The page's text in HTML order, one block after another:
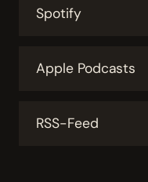
Spotify
Apple Podcasts
RSS-Feed